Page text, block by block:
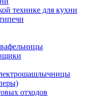
технике для кухни
отходов